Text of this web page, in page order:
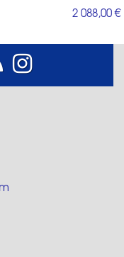
2 088,00 €